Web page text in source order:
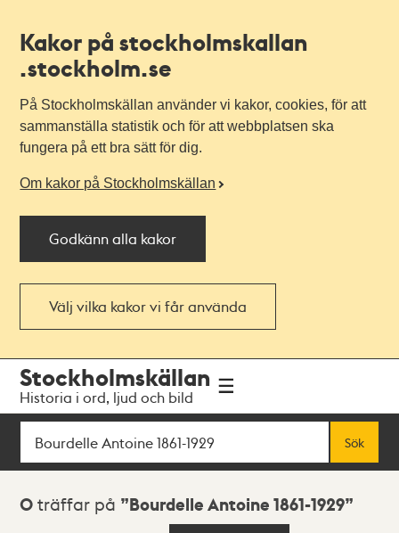
Kakor på stockholmskallan
.stockholm.se
På Stockholmskällan använder vi kakor, cookies, för att
sammanställa statistik och för att webbplatsen ska
fungera på ett bra sätt för dig.
Om kakor på Stockholmskällan
Godkänn alla kakor
Välj vilka kakor vi får använda
navigationen
huvudinnehållet
Stockholmskällan
Historia i ord, ljud och bild
Sök
Sök
Sökresultat
0 träffar på Bourdelle Antoine 1861-1929